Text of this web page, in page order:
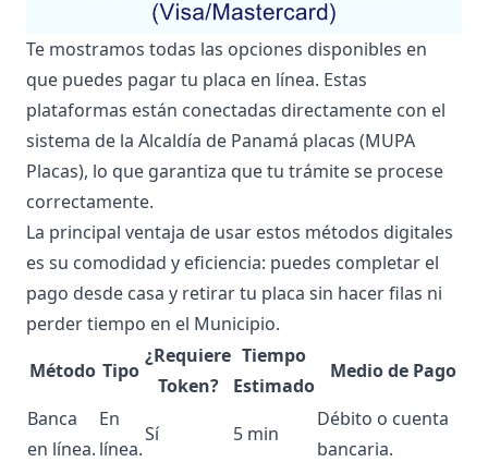
Te mostramos todas las opciones disponibles en
que puedes pagar tu placa en línea. Estas
plataformas están conectadas directamente con el
sistema de la Alcaldía de Panamá placas (MUPA
Placas), lo que garantiza que tu trámite se procese
correctamente.
La principal ventaja de usar estos métodos digitales
es su comodidad y eficiencia: puedes completar el
pago desde casa y retirar tu placa sin hacer filas ni
perder tiempo en el Municipio.
Método Tipo
¿Requiere
Token?
Tiempo
Estimado
Medio de Pago
Banca
en línea.
En
línea.
Sí 5 min
Débito o cuenta
bancaria.